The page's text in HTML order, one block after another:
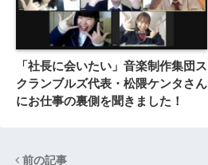
「社長に会いたい」音楽制作集団ス
クランブルズ代表・松隈ケンタさん
にお仕事の裏側を聞きました！
前の記事